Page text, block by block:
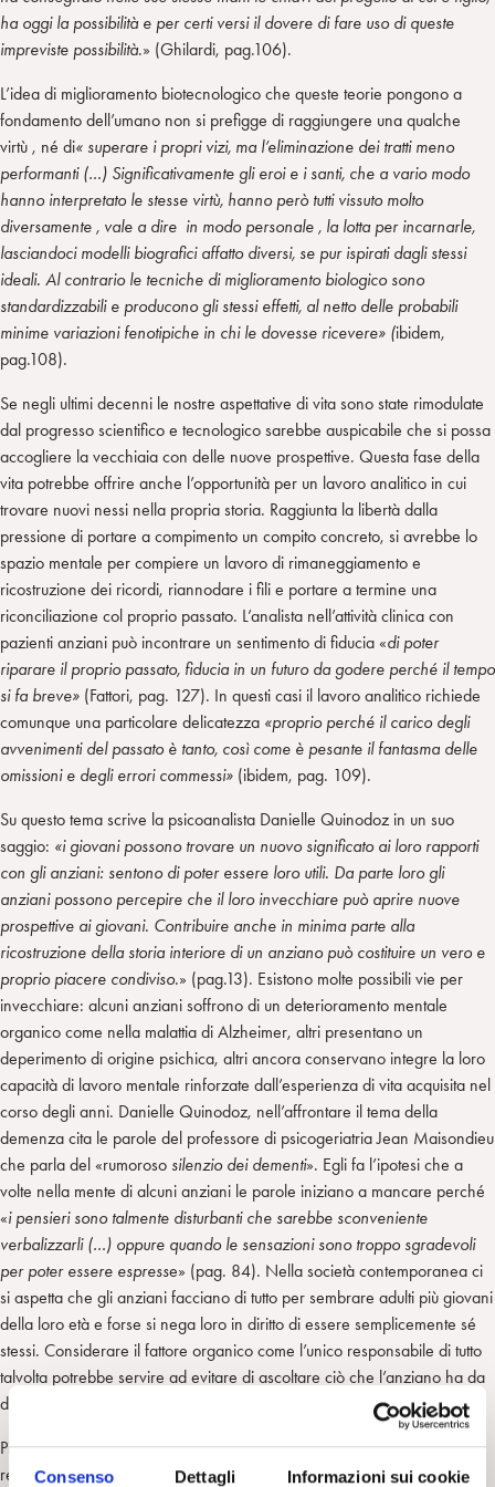
Consenso Dettagli Informazioni sui cookie
ha oggi la possibilità e per certi versi il dovere di fare uso di queste
impreviste possibilità.» (Ghilardi, pag.106).
L’idea di miglioramento biotecnologico che queste teorie pongono a
fondamento dell’umano non si prefigge di raggiungere una qualche
virtù , né di« superare i propri vizi, ma l’eliminazione dei tratti meno
performanti (…) Significativamente gli eroi e i santi, che a vario modo
hanno interpretato le stesse virtù, hanno però tutti vissuto molto
diversamente , vale a dire in modo personale , la lotta per incarnarle,
lasciandoci modelli biografici affatto diversi, se pur ispirati dagli stessi
ideali. Al contrario le tecniche di miglioramento biologico sono
standardizzabili e producono gli stessi effetti, al netto delle probabili
minime variazioni fenotipiche in chi le dovesse ricevere» (ibidem,
pag.108).
Se negli ultimi decenni le nostre aspettative di vita sono state rimodulate
dal progresso scientifico e tecnologico sarebbe auspicabile che si possa
accogliere la vecchiaia con delle nuove prospettive. Questa fase della
vita potrebbe offrire anche l’opportunità per un lavoro analitico in cui
trovare nuovi nessi nella propria storia. Raggiunta la libertà dalla
pressione di portare a compimento un compito concreto, si avrebbe lo
spazio mentale per compiere un lavoro di rimaneggiamento e
ricostruzione dei ricordi, riannodare i fili e portare a termine una
riconciliazione col proprio passato. L’analista nell’attività clinica con
pazienti anziani può incontrare un sentimento di fiducia «di poter
riparare il proprio passato, fiducia in un futuro da godere perché il tempo
si fa breve» (Fattori, pag. 127). In questi casi il lavoro analitico richiede
comunque una particolare delicatezza «proprio perché il carico degli
avvenimenti del passato è tanto, così come è pesante il fantasma delle
omissioni e degli errori commessi» (ibidem, pag. 109).
Su questo tema scrive la psicoanalista Danielle Quinodoz in un suo
saggio: «i giovani possono trovare un nuovo significato ai loro rapporti
con gli anziani: sentono di poter essere loro utili. Da parte loro gli
anziani possono percepire che il loro invecchiare può aprire nuove
prospettive ai giovani. Contribuire anche in minima parte alla
ricostruzione della storia interiore di un anziano può costituire un vero e
proprio piacere condiviso.» (pag.13). Esistono molte possibili vie per
invecchiare: alcuni anziani soffrono di un deterioramento mentale
organico come nella malattia di Alzheimer, altri presentano un
deperimento di origine psichica, altri ancora conservano integre la loro
capacità di lavoro mentale rinforzate dall’esperienza di vita acquisita nel
corso degli anni. Danielle Quinodoz, nell’affrontare il tema della
demenza cita le parole del professore di psicogeriatria Jean Maisondieu
che parla del «rumoroso silenzio dei dementi». Egli fa l’ipotesi che a
volte nella mente di alcuni anziani le parole iniziano a mancare perché
«i pensieri sono talmente disturbanti che sarebbe sconveniente
verbalizzarli (…) oppure quando le sensazioni sono troppo sgradevoli
per poter essere espresse» (pag. 84). Nella società contemporanea ci
si aspetta che gli anziani facciano di tutto per sembrare adulti più giovani
della loro età e forse si nega loro in diritto di essere semplicemente sé
stessi. Considerare il fattore organico come l’unico responsabile di tutto
talvolta potrebbe servire ad evitare di ascoltare ciò che l’anziano ha da
dirci, forse dice delle cose troppo serie.
Pier Paolo Pasolini in una intervista televisiva concessa ad Enzo Biagi,
registrata e all’epoca non trasmessa ma mandata in onda dopo la sua